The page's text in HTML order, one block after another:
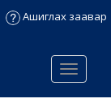
Ашиглах заавар
Menu